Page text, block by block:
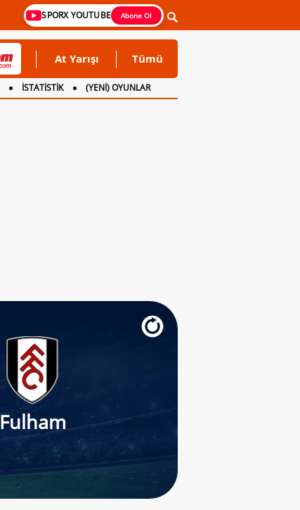
SPORX YOUTUBE Abone Ol
At Yarışı Tümü
İSTATİSTİK
(YENİ) OYUNLAR
Fulham